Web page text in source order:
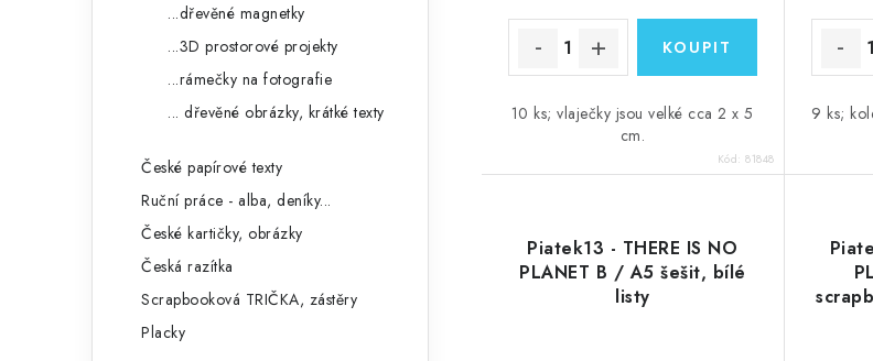
...dřevěné magnetky
...3D prostorové projekty
...rámečky na fotografie
... dřevěné obrázky, krátké texty
České papírové texty
Ruční práce - alba, deníky...
České kartičky, obrázky
Česká razítka
Scrapbooková TRIČKA, zástěry
Placky
10 ks; vlaječky jsou velké cca 2 x 5
cm.
Kód:81848
9 ks;
Piatek13 - THERE IS NO
PLANET B / A5 šešit, bílé
listy